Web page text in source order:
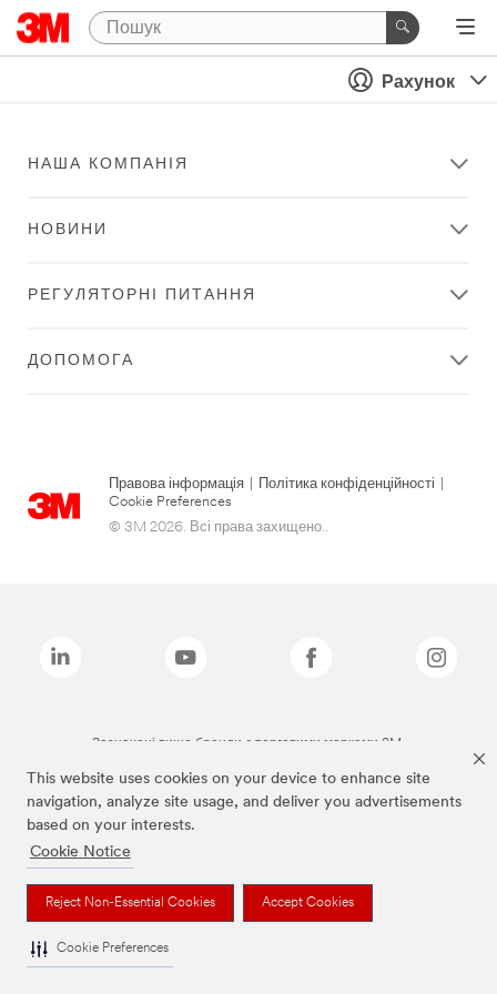
This website uses cookies on your device to enhance site
navigation, analyze site usage, and deliver you advertisements
based on your interests.
Cookie Notice
Reject Non-Essential Cookies Accept Cookies
Cookie Preferences
Рахунок
НАША КОМПАНІЯ
НОВИНИ
РЕГУЛЯТОРНІ ПИТАННЯ
ДОПОМОГА
Правова інформація Політика конфіденційності
Cookie Preferences
© 3M 2026. Всі права захищено..
Зазначені вище бренди є торговими марками 3M.